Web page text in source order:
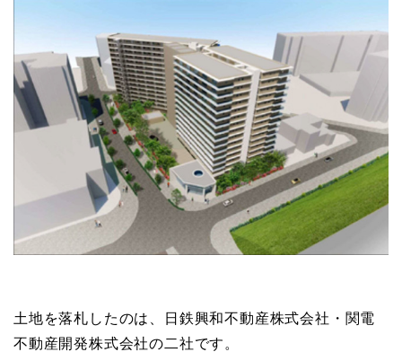
土地を落札したのは、日鉄興和不動産株式会社・関電
不動産開発株式会社の二社です。